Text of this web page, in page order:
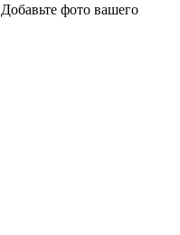
Добавьте фото вашего